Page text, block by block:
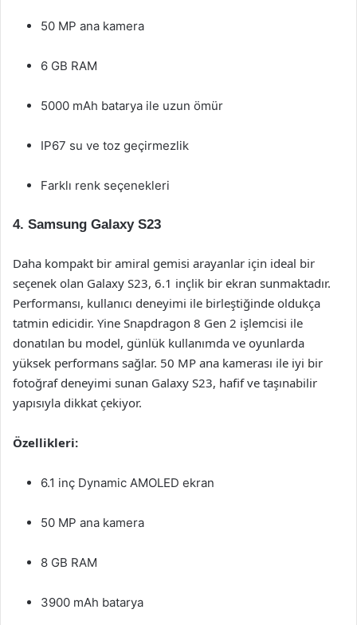
50 MP ana kamera
6 GB RAM
5000 mAh batarya ile uzun ömür
IP67 su ve toz geçirmezlik
Farklı renk seçenekleri
4. Samsung Galaxy S23
Daha kompakt bir amiral gemisi arayanlar için ideal bir
seçenek olan Galaxy S23, 6.1 inçlik bir ekran sunmaktadır.
Performansı, kullanıcı deneyimi ile birleştiğinde oldukça
tatmin edicidir. Yine Snapdragon 8 Gen 2 işlemcisi ile
donatılan bu model, günlük kullanımda ve oyunlarda
yüksek performans sağlar. 50 MP ana kamerası ile iyi bir
fotoğraf deneyimi sunan Galaxy S23, hafif ve taşınabilir
yapısıyla dikkat çekiyor.
Özellikleri:
6.1 inç Dynamic AMOLED ekran
50 MP ana kamera
8 GB RAM
3900 mAh batarya